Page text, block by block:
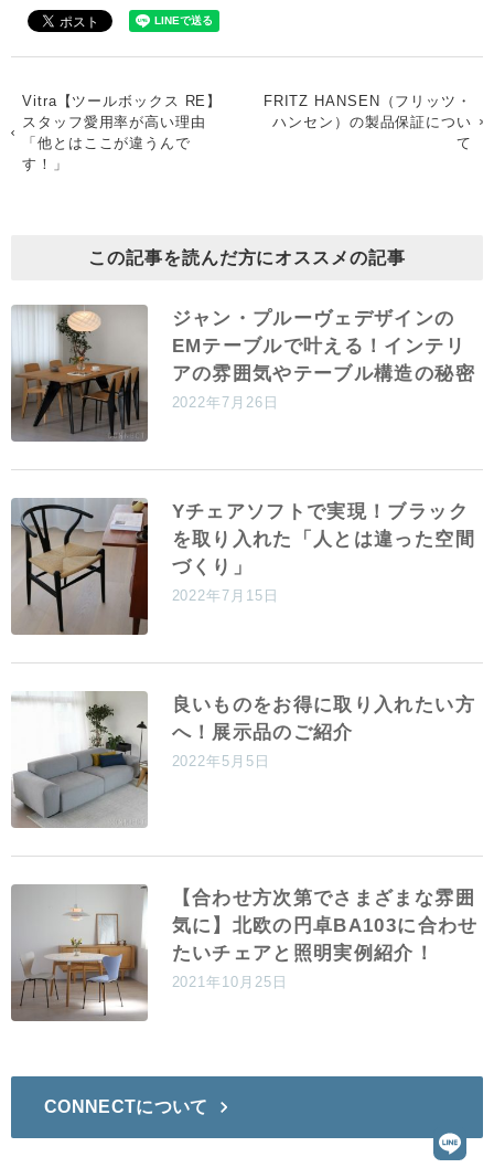
Vitra【ツールボックス RE】
スタッフ愛用率が高い理由
「他とはここが違うんで
す！」
FRITZ HANSEN（フリッツ・
ハンセン）の製品保証につい
て
この記事を読んだ方にオススメの記事
ジャン・プルーヴェデザインの
EMテーブルで叶える！インテリ
アの雰囲気やテーブル構造の秘密
2022年7月26日
Yチェアソフトで実現！ブラック
を取り入れた「人とは違った空間
づくり」
2022年7月15日
良いものをお得に取り入れたい方
へ！展示品のご紹介
2022年5月5日
【合わせ方次第でさまざまな雰囲
気に】北欧の円卓BA103に合わせ
たいチェアと照明実例紹介！
2021年10月25日
CONNECTについて